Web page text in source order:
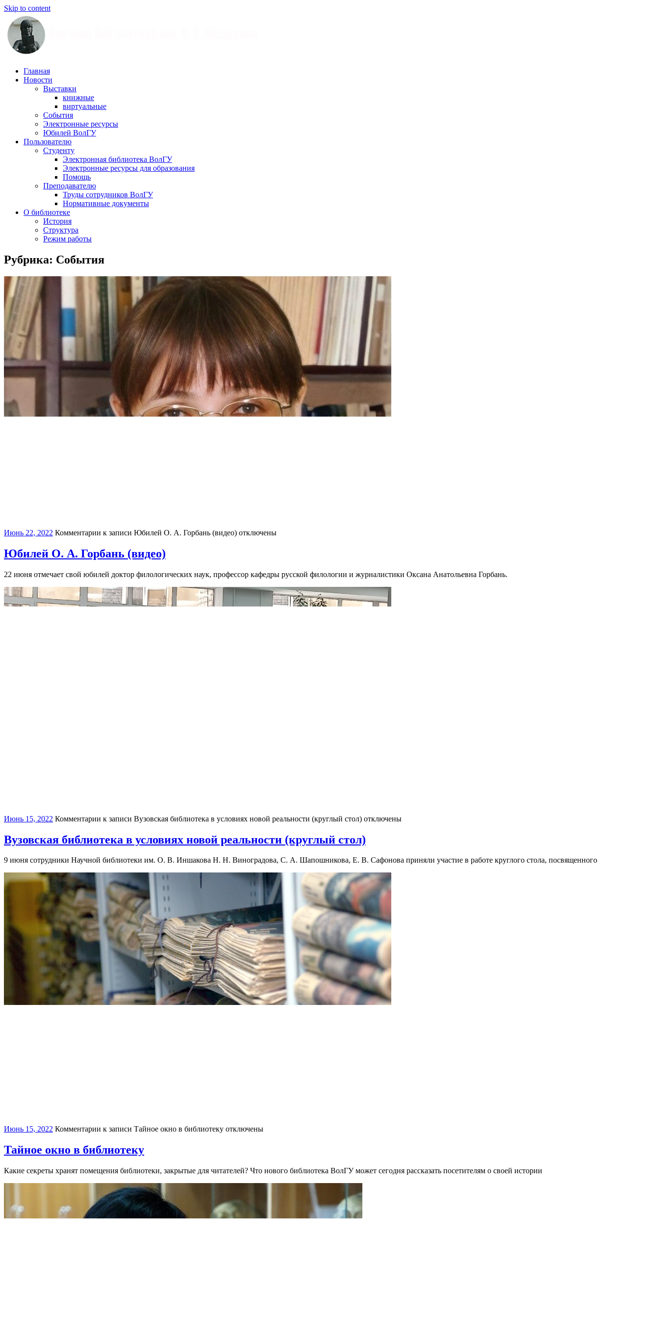
Skip to content
Научная
библиотека
Иншакова
Главная
Новости
Выставки
книжные
виртуальные
События
Электронные ресурсы
Юбилей ВолГУ
Пользователю
Студенту
Электронная библиотека ВолГУ
Электронные ресурсы для образования
Помощь
Преподавателю
Труды сотрудников ВолГУ
Нормативные документы
О библиотеке
История
Структура
Режим работы
Рубрика: События
Июнь 22, 2022 Комментарии к записи Юбилей О. А. Горбань (видео) отключены
Юбилей О. А. Горбань (видео)
22 июня отмечает свой юбилей доктор филологических наук, профессор кафедры русской филологии и журналистики Оксана Анатольевна Горбань.
Июнь 15, 2022 Комментарии к записи Вузовская библиотека в условиях новой реальности (круглый стол) отключены
Вузовская библиотека в условиях новой реальности (круглый стол)
9 июня сотрудники Научной библиотеки им. О. В. Иншакова Н. Н. Виноградова, С. А. Шапошникова, Е. В. Сафонова приняли участие в работе круглого стола, посвященного
Июнь 15, 2022 Комментарии к записи Тайное окно в библиотеку отключены
Тайное окно в библиотеку
Какие секреты хранят помещения библиотеки, закрытые для читателей? Что нового библиотека ВолГУ может сегодня рассказать посетителям о своей истории